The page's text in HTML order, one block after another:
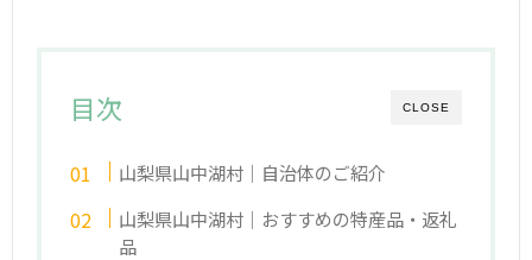
CLOSE
目次
山梨県山中湖村｜自治体のご紹介
山梨県山中湖村｜おすすめの特産品・返礼
品